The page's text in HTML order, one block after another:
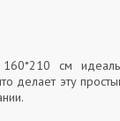
см
делает эту